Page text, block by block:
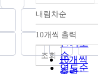
정확도
순
인기도
순
연도순
내림차순
내림차순
10개씩 출력
10개씩
조회